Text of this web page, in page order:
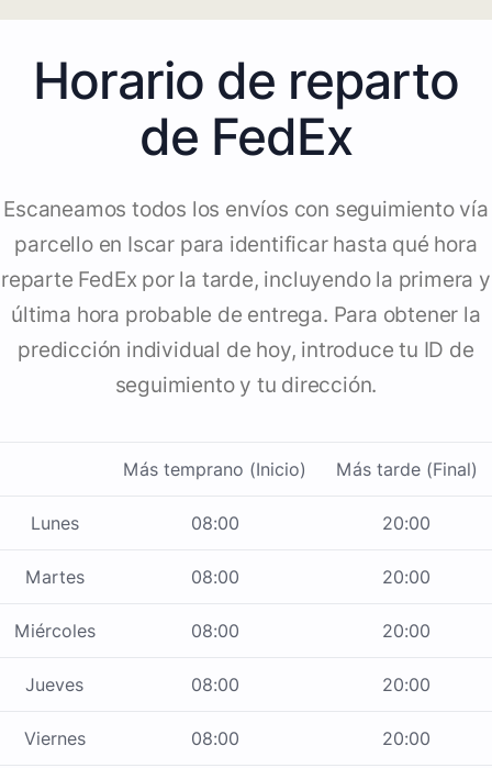
Horario de reparto
de FedEx
Escaneamos todos los envíos con seguimiento vía
parcello en Iscar para identificar hasta qué hora
reparte FedEx por la tarde, incluyendo la primera y
última hora probable de entrega. Para obtener la
predicción individual de hoy, introduce tu ID de
seguimiento y tu dirección.
Más temprano (Inicio) Más tarde (Final)
Lunes 08:00 20:00
Martes 08:00 20:00
Miércoles 08:00 20:00
Jueves 08:00 20:00
Viernes 08:00 20:00